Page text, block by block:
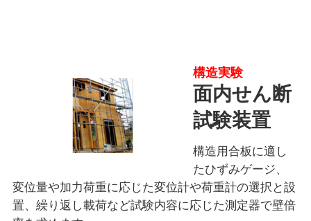
構造実験
面内せん断
試験装置
構造用合板に適し
たひずみゲージ、
変位量や加力荷重に応じた変位計や荷重計の選択と設
置、繰り返し載荷など試験内容に応じた測定器で壁倍